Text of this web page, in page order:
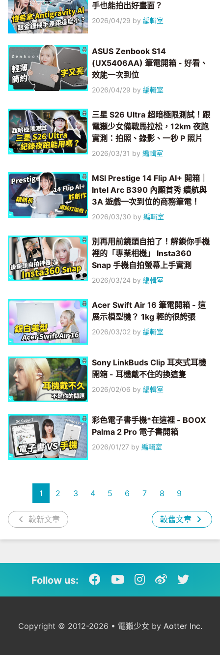
手也能拍出好畫面？
2026/04/29 by編輯室
ASUS Zenbook S14
(UX5406AA) 筆電開箱 - 好看、
效能一次到位
2026/04/29 by編輯室
三星 S26 Ultra 超暗極限測試！跟
電獺少女備戰馬拉松，12km 夜跑
實測：拍照、錄影、一秒 P 照片
2026/03/31 by編輯室
MSI Prestige 14 Flip AI+ 開箱｜
Intel Arc B390 內顯首秀 續航與
3A 遊戲一次到位的商務筆電！
2026/03/30 by編輯室
別再用前鏡頭自拍了！解鎖你手機
裡的「專業相機」 Insta360
Snap 手機自拍螢幕上手實測
2026/03/24 by編輯室
Acer Swift Air 16 筆電開箱 - 這
展示模型機？ 1kg 輕的很誇張
2026/03/02 by編輯室
Sony LinkBuds Clip 耳夾式耳機
開箱 - 耳機戴不住的換這隻
2026/02/06 by編輯室
彩色電子書手機*在這裡 - BOOX
Palma 2 Pro 電子書開箱
2026/01/27 by編輯室
較新文章
1 2 3 4 5 6 7 8 9
較舊文章
Follow us:
Copyright © 2012-2026 • 電獺少女 by Aotter Inc.